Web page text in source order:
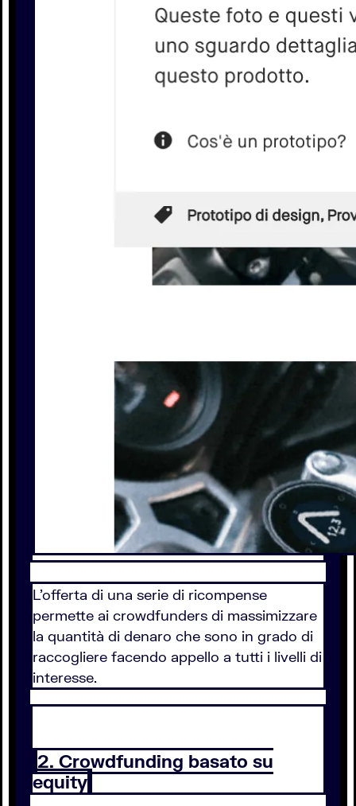
L’offerta di una serie di ricompense
permette ai crowdfunders di massimizzare
la quantità di denaro che sono in grado di
raccogliere facendo appello a tutti i livelli di
interesse.
2. Crowdfunding basato su
equity